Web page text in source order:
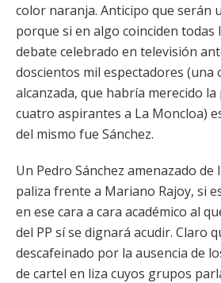
color naranja. Anticipo que serán
porque si en algo coinciden todas
debate celebrado en televisión
doscientos mil espectadores (una
alcanzada, que habría merecido la
cuatro aspirantes a La Moncloa)
del mismo fue Sánchez.
Un Pedro Sánchez amenazado
paliza frente a Mariano Rajoy, si
en ese cara a cara académico al
del PP sí se dignará acudir. Claro
descafeinado por la ausencia de
de cartel en liza cuyos grupos